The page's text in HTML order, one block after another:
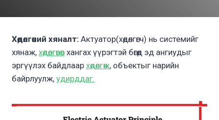
Хөдөлгөөний хяналт: Актуатор(хөдөлгөгч) нь системийг
хянаж, хөдөлгөөнөөр хангах үүрэгтэй бөгөөд эд ангиудыг
эргүүлэх байдлаар хөдөлгөж, объектыг нарийн
байрлуулж, удирддаг.